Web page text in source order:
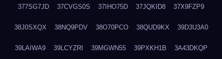
377SG7JD 37CVGS0S 37IHO75D 37JQKID8 37X9FZP9
38J0SXQX 38NQ9PDV 38O70PCO 38QUD9KX 39D3U3A0
39LAIWA9 39LCYZRI 39MGWN55 39PXKH1B 3A43DKQP